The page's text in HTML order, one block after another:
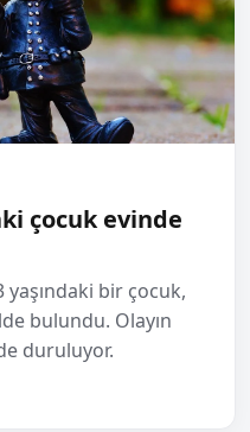
çocuk evinde
yaşındaki bir çocuk,
bulundu. Olayın
duruluyor.